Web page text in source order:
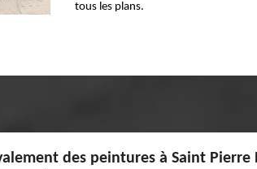
tous les plans.
des peintures à Saint Pierre